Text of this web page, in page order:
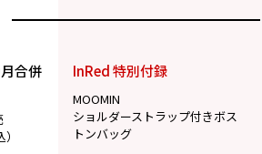
合併
InRed 特別付録
MOOMIN
ショルダーストラップ付きボス
トンバッグ